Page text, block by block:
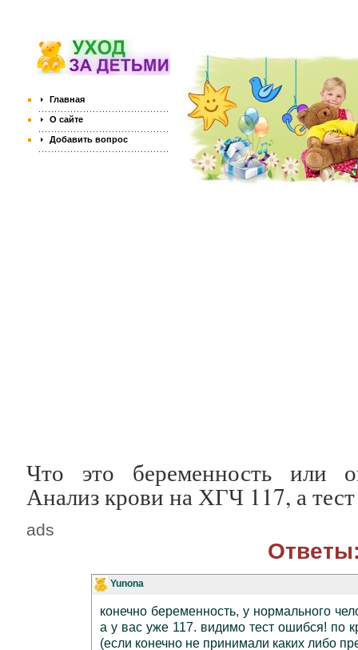
Главная
О сайте
Добавить вопрос
Что это беременность или
Анализ крови на ХГЧ 117, а
ads
Yunona
конечно беременность, у нормального
а у вас уже 117. видимо тест ошибся! по
(если конечно не принимали каких либо